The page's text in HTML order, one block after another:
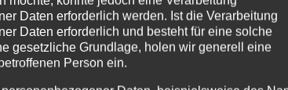
Daten erforderlich werden. Ist die Verarbeitung
Daten erforderlich und besteht für eine solche
gesetzliche Grundlage, holen wir generell eine
Person ein.